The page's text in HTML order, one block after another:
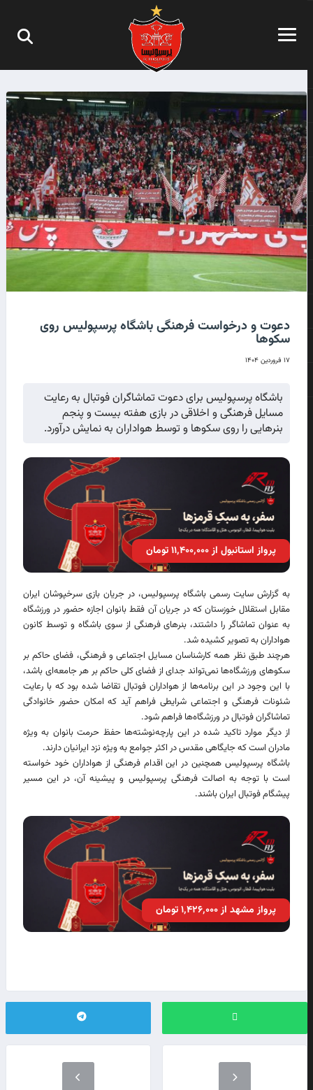
دعوت و درخواست فرهنگی باشگاه پرسپولیس روی
سکوها
۱۷ فروردین ۱۴۰۴
باشگاه پرسپولیس برای دعوت تماشاگران فوتبال به رعایت
مسایل فرهنگی و اخلاقی در بازی هفته بیست و پنجم
بنرهایی را روی سکوها و توسط هواداران به نمایش درآورد.
پرواز استانبول از ۱۱٬۴۰۰٬۰۰۰ تومان
به گزارش سایت رسمی باشگاه پرسپولیس، در جریان بازی سرخپوشان ایران
مقابل استقلال خوزستان که در جریان آن فقط بانوان اجازه حضور در ورزشگاه
به عنوان تماشاگر را داشتند، بنرهای فرهنگی از سوی باشگاه و توسط کانون
هواداران به تصویر کشیده شد.
هرچند طبق نظر همه کارشناسان مسایل اجتماعی و فرهنگی، فضای حاکم بر
سکوهای ورزشگاه‌ها نمی‌تواند جدای از فضای کلی حاکم بر هر جامعه‌ای باشد،
با این وجود در این برنامه‌ها از هواداران فوتبال تقاضا شده بود که با رعایت
شئونات فرهنگی و اجتماعی شرایطی فراهم آید که امکان حضور خانوادگی
تماشاگران فوتبال در ورزشگاه‌ها فراهم شود.
از دیگر موارد تاکید شده در این پارچه‌نوشته‌ها حفظ حرمت بانوان به ویژه
مادران است که جایگاهی مقدس در اکثر جوامع به ویژه نزد ایرانیان دارند.
باشگاه پرسپولیس همچنین در این اقدام فرهنگی از هواداران خود خواسته
است با توجه به اصالت فرهنگی پرسپولیس و پیشینه آن، در این مسیر
پیشگام فوتبال ایران باشند.
پرواز مشهد از ۱٬۴۲۶٬۰۰۰ تومان